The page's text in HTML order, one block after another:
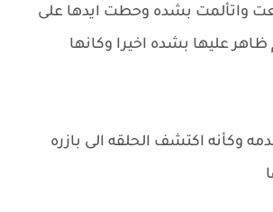
واتألمت بشده وحطت ايدها على
ظاهر عليها بشده اخيرا وكانها
وكأنه اكتشف الحلقه الى بازره